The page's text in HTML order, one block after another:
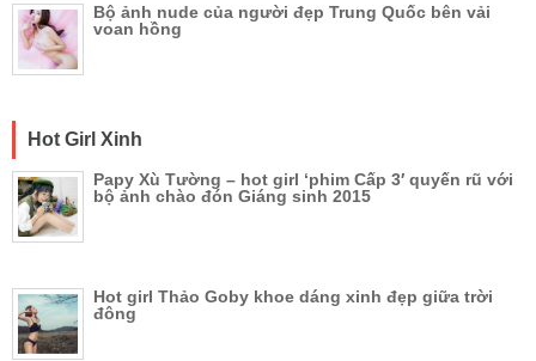
Bộ ảnh nude của người đẹp Trung Quốc bên vải
voan hồng
Hot Girl Xinh
Papy Xù Tường – hot girl ‘phim Cấp 3′ quyến rũ với
bộ ảnh chào đón Giáng sinh 2015
Hot girl Thảo Goby khoe dáng xinh đẹp giữa trời
đông